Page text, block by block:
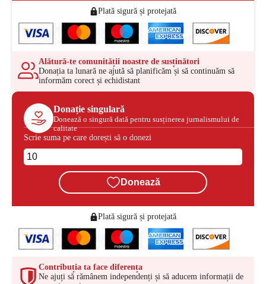
Plată sigură și protejată
Alătură-te comunității noastre de susținători
Donația ta lunară ne ajută să planificăm și să continuăm să
informăm corect și echidistant
Donație singulară
Donează o singură dată pentru susținerea jurnalismului de
calitate
Scrie suma pe care dorești să o donezi
Donează
Plată sigură și protejată
Contribuția ta face diferența
Ne ajuți să rămânem independenți și să aducem informații de